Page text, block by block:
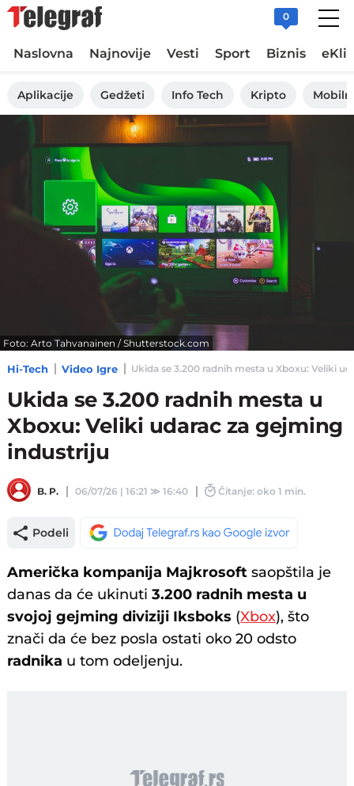
0
Naslovna Najnovije Vesti Sport Biznis
Aplikacije Gedžeti Info Tech Kripto
Foto: Arto Tahvanainen / Shutterstock.com
Hi-Tech Video Igre Ukida se 3.200 radnih mesta u Xboxu: Veliki
Ukida se 3.200 radnih mesta u
Xboxu: Veliki udarac za gejming
industriju
B. P. 06/07/26 | 16:21 ≫16:40 Čitanje: oko 1 min.
Podeli
Američka kompanija Majkrosoft saopštila je
danas da će ukinuti3.200 radnih mesta u
svojoj gejming diviziji Iksboks (Xbox), što
znači da će bez posla ostati oko 20 odsto
radnika u tom odeljenju.